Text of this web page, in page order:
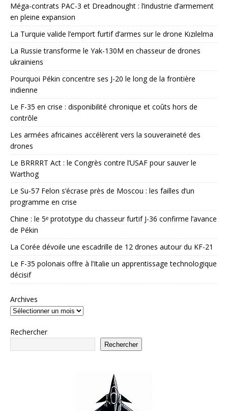
Méga-contrats PAC-3 et Dreadnought : l’industrie d’armement
en pleine expansion
La Turquie valide l’emport furtif d’armes sur le drone Kızılelma
La Russie transforme le Yak-130M en chasseur de drones
ukrainiens
Pourquoi Pékin concentre ses J-20 le long de la frontière
indienne
Le F-35 en crise : disponibilité chronique et coûts hors de
contrôle
Les armées africaines accélèrent vers la souveraineté des
drones
Le BRRRRT Act : le Congrès contre l’USAF pour sauver le
Warthog
Le Su-57 Felon s’écrase près de Moscou : les failles d’un
programme en crise
Chine : le 5ᵉ prototype du chasseur furtif J-36 confirme l’avance
de Pékin
La Corée dévoile une escadrille de 12 drones autour du KF-21
Le F-35 polonais offre à l’Italie un apprentissage technologique
décisif
Archives
Rechercher
Rechercher